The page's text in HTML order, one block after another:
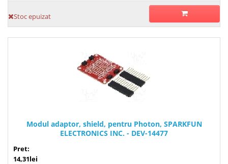
Stoc epuizat
Modul adaptor, shield, pentru Photon, SPARKFUN
ELECTRONICS INC. - DEV-14477
Pret:
14,31lei